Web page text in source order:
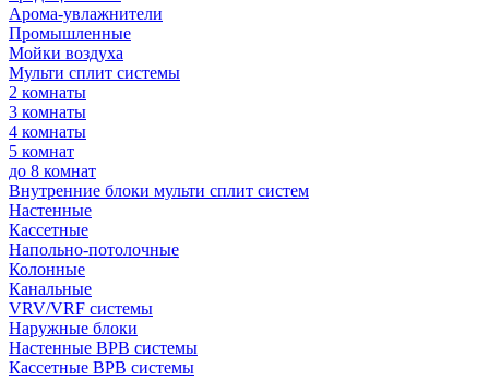
Арома-увлажнители
Промышленные
Мойки воздуха
Мульти сплит системы
2 комнаты
3 комнаты
4 комнаты
5 комнат
до 8 комнат
Внутренние блоки мульти сплит систем
Настенные
Кассетные
Напольно-потолочные
Колонные
Канальные
VRV/VRF системы
Наружные блоки
Настенные ВРВ системы
Кассетные ВРВ системы